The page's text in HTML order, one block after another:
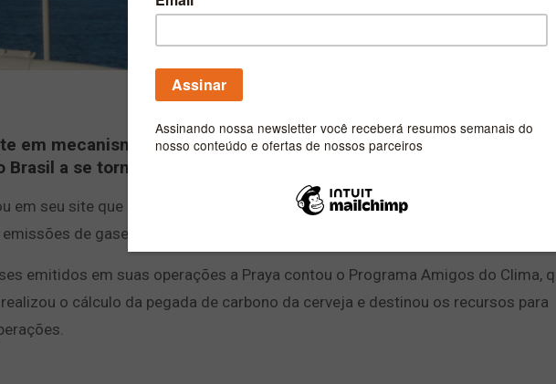
em mecanismo para compensar suas emissões de gases de
a se tornar carbono neutro
em seu site que se tornou carbono neutro ao realizar investimento em um
de gases de efeito estufa resultantes de suas operações.
emitidos em suas operações a Praya contou o Programa Amigos do Clima,
o cálculo da pegada de carbono da cerveja e destinou os recursos para